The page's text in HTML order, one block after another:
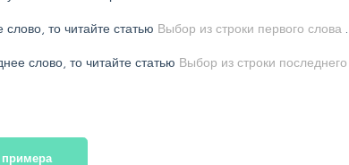
то читайте статью Выбор из строки первого слова
слово, то читайте статью Выбор из строки последнего